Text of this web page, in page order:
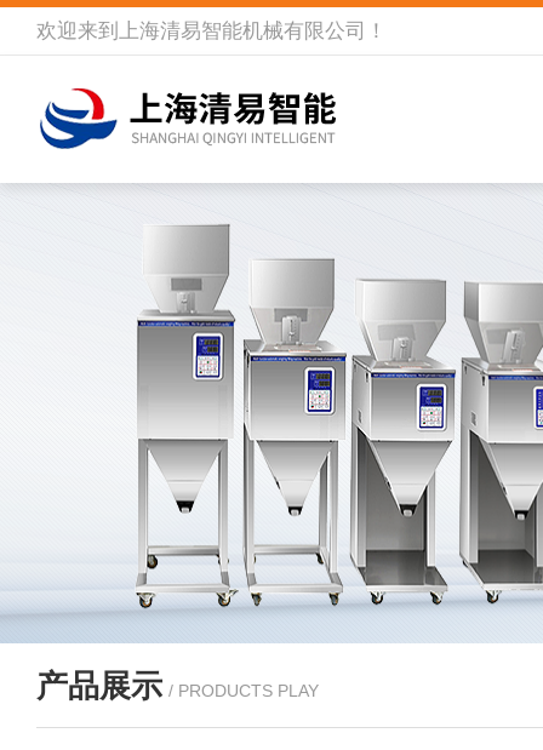
欢迎来到 上海清易智能机械有限公司 ！
产品展示 / PRODUCTS PLAY